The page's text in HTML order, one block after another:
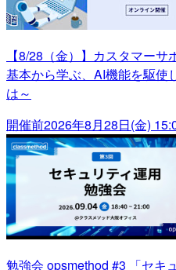
【8/28（金）】カスタマー
基本から学ぶ、AI機能を駆使
は～
開催前2026年8月28日(金)
勉強会 opsmethod #3 「セキ